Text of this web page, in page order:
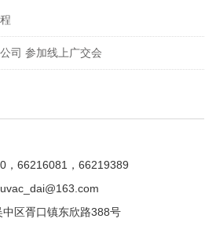
司 参加线上广交会
，66216081，66219389
区胥口镇东欣路388号